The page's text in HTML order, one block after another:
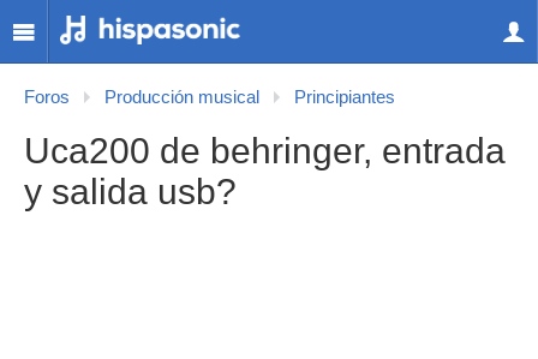
Foros Producción musical Principiantes
Uca200 de behringer, entrada
y salida usb?